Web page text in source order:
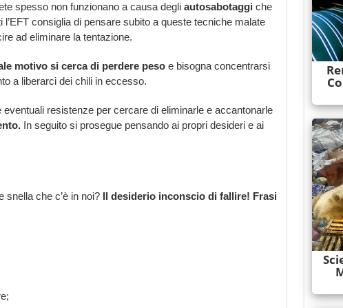
spesso non funzionano a causa degli autosabotaggi che
consiglia di pensare subito a queste tecniche malate
ad eliminare la tentazione.
motivo si cerca di perdere pesoe bisogna concentrarsi
a liberarci dei chili in eccesso.
resistenze per cercare di eliminarle e accantonarle
In seguito si prosegue pensando ai propri desideri e ai
snella che c’è in noi? Il desiderio inconscio di fallire! Frasi